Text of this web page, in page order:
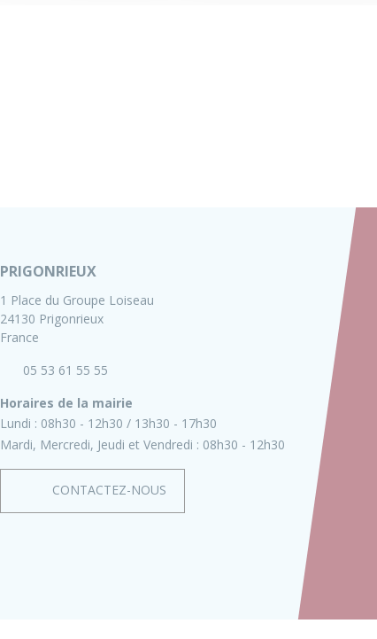
PRIGONRIEUX
1 Place du Groupe Loiseau
24130 Prigonrieux
France
05 53 61 55 55
Horaires de la mairie
Lundi : 08h30 - 12h30
13h30 - 17h30
Mardi, Mercredi, Jeudi et Vendredi : 08h30 - 12h30
CONTACTEZ-NOUS